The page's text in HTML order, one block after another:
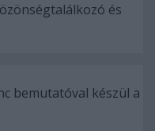
és
bemutatóval készül a